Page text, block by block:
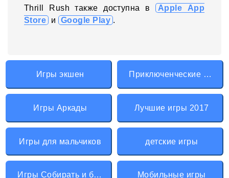
Thrill Rush также доступна в
Apple App
Store
и Google Play .
Игры экшен Приключенческие игры
Игры Аркады Лучшие игры 2017
Игры для мальчиков детские игры
Игры Собирать и бегать Мобильные игры